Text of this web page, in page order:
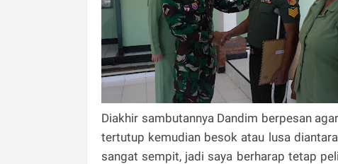
Diakhir sambutannya Dandim berpesan
tertutup kemudian besok atau lusa
sangat sempit, jadi saya berharap tetap